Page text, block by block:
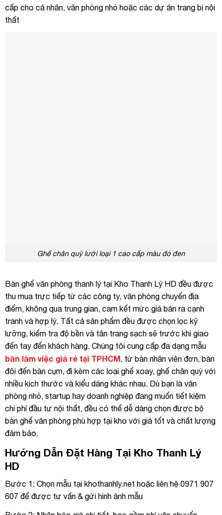
cấp cho cá nhân, văn phòng nhỏ hoặc các dự án trang bị nội
thất
Ghế chân quỳ lưới loại 1 cao cấp màu đỏ đen
Bàn ghế văn phòng thanh lý tại Kho Thanh Lý HD đều được
thu mua trực tiếp từ các công ty, văn phòng chuyển địa
điểm, không qua trung gian, cam kết mức giá bán ra cạnh
tranh và hợp lý. Tất cả sản phẩm đều được chọn lọc kỹ
lưỡng, kiểm tra độ bền và tân trang sạch sẽ trước khi giao
đến tay đến khách hàng. Chúng tôi cung cấp đa dạng mẫu
bàn làm việc giá rẻ tại TPHCM, từ bàn nhân viên đơn, bàn
đôi đến bàn cụm, đi kèm các loại ghế xoay, ghế chân quỳ với
nhiều kích thước và kiểu dáng khác nhau. Dù bạn là văn
phòng nhỏ, startup hay doanh nghiệp đang muốn tiết kiệm
chi phí đầu tư nội thất, đều có thể dễ dàng chọn được bộ
bàn ghế văn phòng phù hợp tại kho với giá tốt và chất lượng
đảm bảo.
Hướng Dẫn Đặt Hàng Tại Kho Thanh Lý
HD
Bước 1: Chọn mẫu tại khothanhly.net hoặc liên hệ 0971 907
607 để được tư vấn & gửi hình ảnh mẫu